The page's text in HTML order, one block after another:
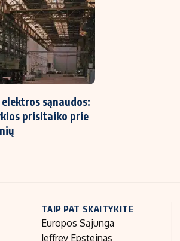
sąnaudos:
prisitaiko prie
TAIP PAT SKAITYKITE
Europos Sąjunga
Jeffrey Epsteinas